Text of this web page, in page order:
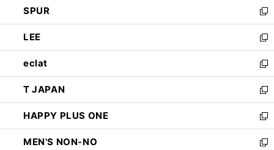
で
開
く
ド
ウ
で
開
く
ィ
ン
ド
ウ
で
開
く
い
ウ
ィ
ン
ド
ウ
で
開
く
SPUR
新
し
い
ウ
ィ
ン
ド
ウ
で
開
く
LEE
新
し
い
ウ
ィ
ン
ド
ウ
で
eclat
新
し
い
ウ
ィ
ン
ド
T JAPAN
新
し
い
ウ
ィ
HAPPY PLUS ONE
新
し
い
MEN'S NON-NO
新